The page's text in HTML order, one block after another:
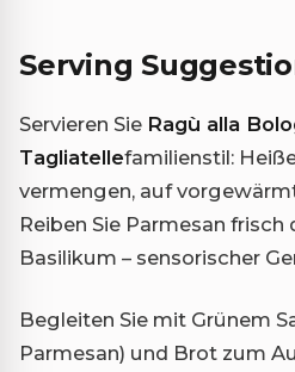
Serving
Servieren Sie Ragù alla
Tagliatellefamilienstil:
vermengen, auf
Reiben Sie Parmesan frisch
Basilikum – sensorischer
Begleiten Sie mit Grünem
Parmesan) und Brot zum